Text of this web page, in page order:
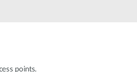
points.